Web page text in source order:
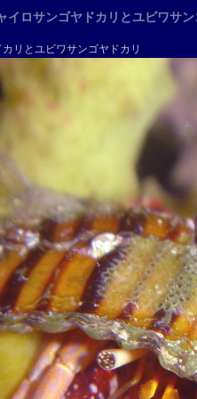
イロサンゴヤドカリとユビワサン
リとユビワサンゴヤドカリ